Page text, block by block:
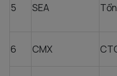
5 SEA
6 CMX